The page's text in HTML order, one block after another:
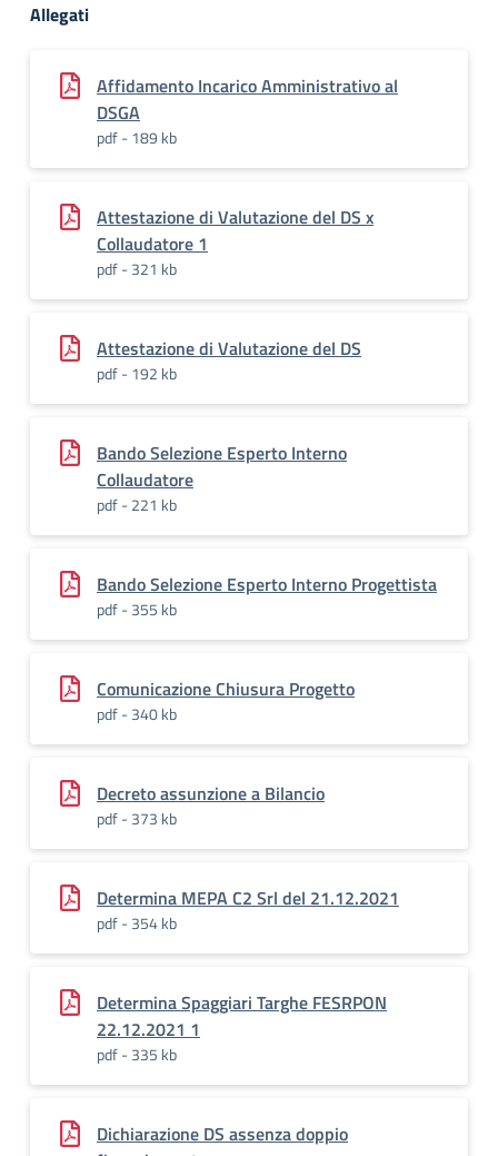
Allegati
Affidamento Incarico Amministrativo al
DSGA
pdf - 189 kb
Attestazione di Valutazione del DS x
Collaudatore 1
pdf - 321 kb
Attestazione di Valutazione del DS
pdf - 192 kb
Bando Selezione Esperto Interno
Collaudatore
pdf - 221 kb
Bando Selezione Esperto Interno Progettista
pdf - 355 kb
Comunicazione Chiusura Progetto
pdf - 340 kb
Decreto assunzione a Bilancio
pdf - 373 kb
Determina MEPA C2 Srl del 21.12.2021
pdf - 354 kb
Determina Spaggiari Targhe FESRPON
22.12.2021 1
pdf - 335 kb
Dichiarazione DS assenza doppio